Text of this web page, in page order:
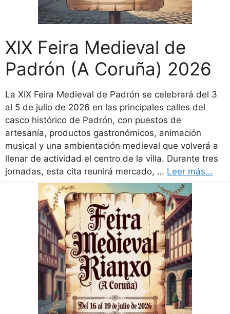
XIX Feira Medieval de
Padrón (A Coruña) 2026
La XIX Feira Medieval de Padrón se celebrará del 3
al 5 de julio de 2026 en las principales calles del
casco histórico de Padrón, con puestos de
artesanía, productos gastronómicos, animación
musical y una ambientación medieval que volverá a
llenar de actividad el centro de la villa. Durante tres
jornadas, esta cita reunirá mercado, … Leer más…